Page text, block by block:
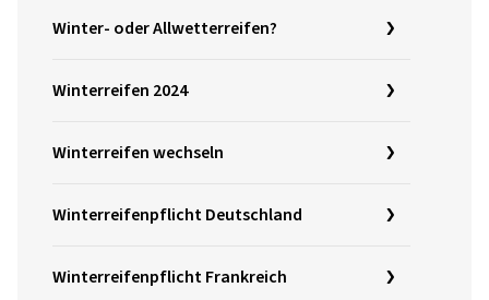
Winter- oder Allwetterreifen?
Winterreifen 2024
Winterreifen wechseln
Winterreifenpflicht Deutschland
Winterreifenpflicht Frankreich